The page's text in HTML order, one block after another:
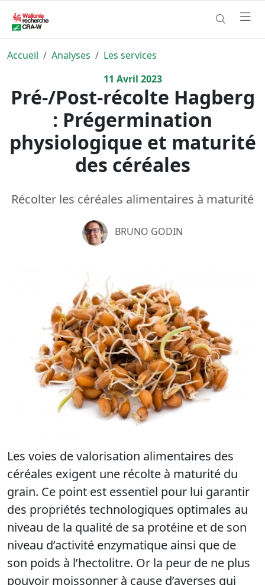
Accueil Analyses
Les services
11 Avril 2023
Pré-/Post-récolte Hagberg
: Prégermination
physiologique et maturité
des céréales
Récolter les céréales alimentaires à maturité
BRUNO GODIN
Les voies de valorisation alimentaires des
céréales exigent une récolte à maturité du
grain. Ce point est essentiel pour lui garantir
des propriétés technologiques optimales au
niveau de la qualité de sa protéine et de son
niveau d’activité enzymatique ainsi que de
son poids à l’hectolitre. Or la peur de ne plus
pouvoir moissonner à cause d’averses qui